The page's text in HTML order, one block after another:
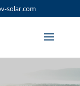
solar.com